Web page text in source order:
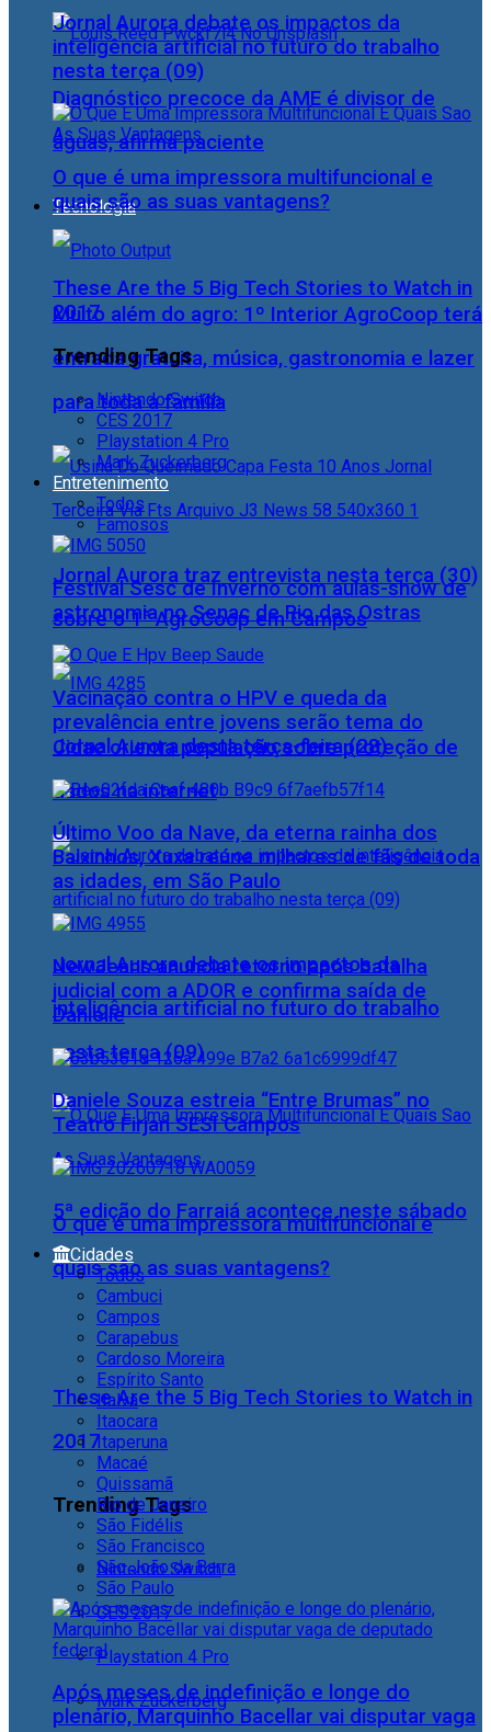
Diagnóstico precoce da AME é divisor de
águas, afirma paciente
Tecnologia
Muito além do agro: 1º Interior AgroCoop terá
entrada gratuita, música, gastronomia e lazer
para toda a família
Jornal Aurora traz entrevista nesta terça (30)
sobre o 1° AgroCoop em Campos
Cidac orienta população sobre proteção de
dados na internet
Jornal Aurora debate os impactos da
inteligência artificial no futuro do trabalho
nesta terça (09)
O que é uma impressora multifuncional e
quais são as suas vantagens?
These Are the 5 Big Tech Stories to Watch in
2017
Trending Tags
Nintendo Switch
CES 2017
Playstation 4 Pro
Mark Zuckerberg
Jornal Aurora debate os impactos da
inteligência artificial no futuro do trabalho
nesta terça (09)
O que é uma impressora multifuncional e
quais são as suas vantagens?
These Are the 5 Big Tech Stories to Watch in
2017
Trending Tags
Nintendo Switch
CES 2017
Playstation 4 Pro
Mark Zuckerberg
Entretenimento
Todos
Famosos
Festival Sesc de Inverno com aulas-show de
astronomia no Senac de Rio das Ostras
Vacinação contra o HPV e queda da
prevalência entre jovens serão tema do
Jornal Aurora desta terça-feira (28)
Último Voo da Nave, da eterna rainha dos
Baixinhos, Xuxa reúne milhares de fãs de toda
as idades, em São Paulo
NewJeans anuncia retorno após batalha
judicial com a ADOR e confirma saída de
Danielle
Daniele Souza estreia “Entre Brumas” no
Teatro Firjan SESI Campos
5ª edição do Farraiá acontece neste sábado
Cidades
Todos
Cambuci
Campos
Carapebus
Cardoso Moreira
Espírito Santo
Italva
Itaocara
Itaperuna
Macaé
Quissamã
Rio de Janeiro
São Fidélis
São Francisco
São João da Barra
São Paulo
Após meses de indefinição e longe do
plenário, Marquinho Bacellar vai disputar vaga